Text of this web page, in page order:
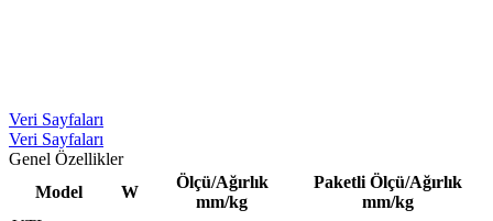
Veri Sayfaları
Veri Sayfaları
Genel Özellikler
Model
W
Ölçü/Ağırlık
mm/kg
Paketli Ölçü/Ağırlık
mm/kg